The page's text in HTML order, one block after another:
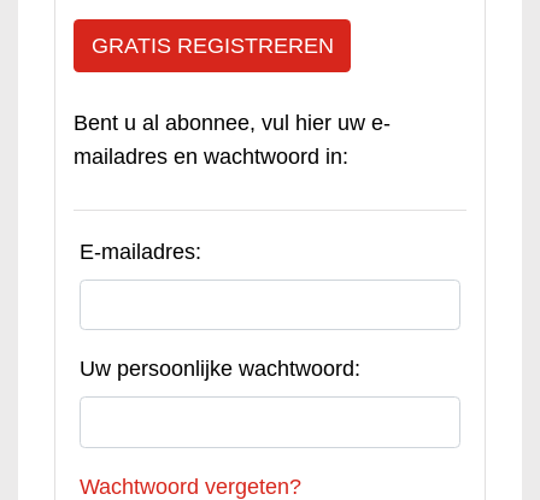
GRATIS REGISTREREN
Bent u al abonnee, vul hier uw e-
mailadres en wachtwoord in:
E-mailadres:
Uw persoonlijke wachtwoord:
Wachtwoord vergeten?